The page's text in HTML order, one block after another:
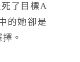
了目標A
的她卻是
。